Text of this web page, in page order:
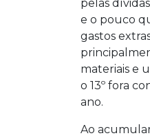
pelas
e o pouco
gastos
materiais e
o 13º fora
ano.
Ao